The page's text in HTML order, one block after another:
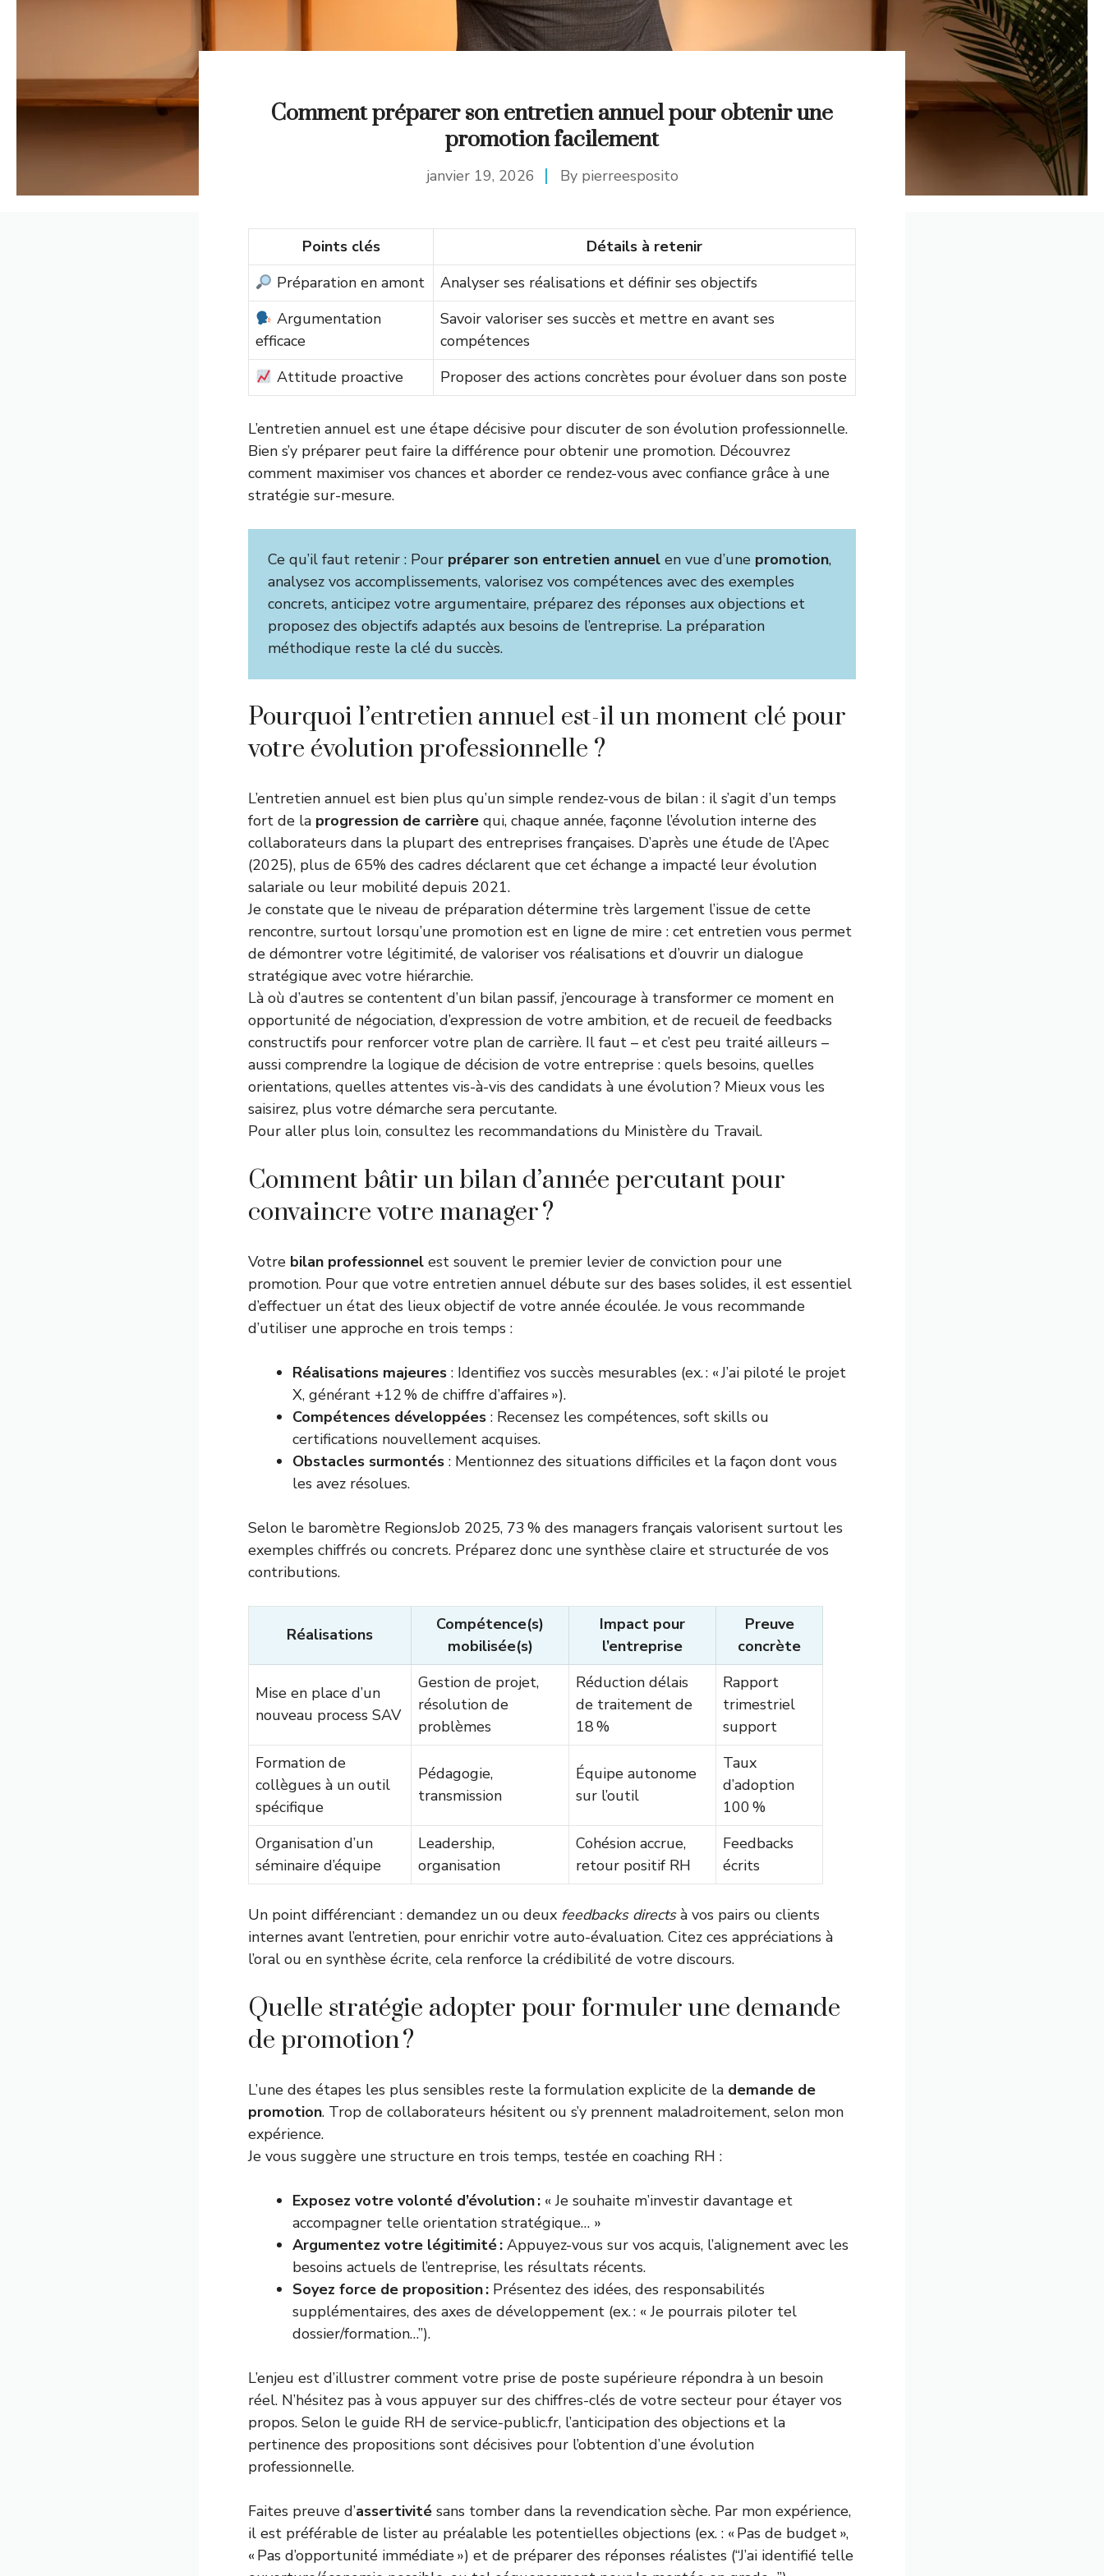
Comment préparer son entretien annuel pour obtenir une
promotion facilement
janvier 19, 2026 By pierreesposito
Points clés
Détails à retenir
Préparation en amont
Analyser ses réalisations et définir ses objectifs
Argumentation
efficace
Savoir valoriser ses succès et mettre en avant ses
compétences
Attitude proactive
Proposer des actions concrètes pour évoluer dans son poste
L’entretien annuel est une étape décisive pour discuter de son évolution professionnelle.
Bien s’y préparer peut faire la différence pour obtenir une promotion. Découvrez
comment maximiser vos chances et aborder ce rendez-vous avec confiance grâce à une
stratégie sur-mesure.
Ce qu’il faut retenir : Pour préparer son entretien annuel en vue d’une promotion,
analysez vos accomplissements, valorisez vos compétences avec des exemples
concrets, anticipez votre argumentaire, préparez des réponses aux objections et
proposez des objectifs adaptés aux besoins de l’entreprise. La préparation
méthodique reste la clé du succès.
Pourquoi l’entretien annuel est-il un moment clé pour
votre évolution professionnelle ?
L’entretien annuel est bien plus qu’un simple rendez-vous de bilan : il s’agit d’un temps
fort de la progression de carrière qui, chaque année, façonne l’évolution interne des
collaborateurs dans la plupart des entreprises françaises. D’après une étude de l’Apec
(2025), plus de 65% des cadres déclarent que cet échange a impacté leur évolution
salariale ou leur mobilité depuis 2021.
Je constate que le niveau de préparation détermine très largement l’issue de cette
rencontre, surtout lorsqu’une promotion est en ligne de mire : cet entretien vous permet
de démontrer votre légitimité, de valoriser vos réalisations et d’ouvrir un dialogue
stratégique avec votre hiérarchie.
Là où d’autres se contentent d’un bilan passif, j’encourage à transformer ce moment en
opportunité de négociation, d’expression de votre ambition, et de recueil de feedbacks
constructifs pour renforcer votre plan de carrière. Il faut – et c’est peu traité ailleurs –
aussi comprendre la logique de décision de votre entreprise : quels besoins, quelles
orientations, quelles attentes vis-à-vis des candidats à une évolution ? Mieux vous les
saisirez, plus votre démarche sera percutante.
Pour aller plus loin, consultez les recommandations du Ministère du Travail.
Comment bâtir un bilan d’année percutant pour
convaincre votre manager ?
Votre bilan professionnel est souvent le premier levier de conviction pour une
promotion. Pour que votre entretien annuel débute sur des bases solides, il est essentiel
d’effectuer un état des lieux objectif de votre année écoulée. Je vous recommande
d’utiliser une approche en trois temps :
Réalisations majeures : Identifiez vos succès mesurables (ex. : « J’ai piloté le projet
X, générant +12 % de chiffre d’affaires »).
Compétences développées : Recensez les compétences, soft skills ou
certifications nouvellement acquises.
Obstacles surmontés : Mentionnez des situations difficiles et la façon dont vous
les avez résolues.
Selon le baromètre RegionsJob 2025, 73 % des managers français valorisent surtout les
exemples chiffrés ou concrets. Préparez donc une synthèse claire et structurée de vos
contributions.
Réalisations
Compétence(s)
mobilisée(s)
Impact pour
l’entreprise
Preuve
concrète
Mise en place d’un
nouveau process SAV
Gestion de projet,
résolution de
problèmes
Réduction délais
de traitement de
18 %
Rapport
trimestriel
support
Formation de
collègues à un outil
spécifique
Pédagogie,
transmission
Équipe autonome
sur l’outil
Taux
d’adoption
100 %
Organisation d’un
séminaire d’équipe
Leadership,
organisation
Cohésion accrue,
retour positif RH
Feedbacks
écrits
Un point différenciant : demandez un ou deux feedbacks directsà vos pairs ou clients
internes avant l’entretien, pour enrichir votre auto-évaluation. Citez ces appréciations à
l’oral ou en synthèse écrite, cela renforce la crédibilité de votre discours.
Quelle stratégie adopter pour formuler une demande
de promotion ?
L’une des étapes les plus sensibles reste la formulation explicite de la demande de
promotion. Trop de collaborateurs hésitent ou s’y prennent maladroitement, selon mon
expérience.
Je vous suggère une structure en trois temps, testée en coaching RH :
Exposez votre volonté d’évolution : « Je souhaite m’investir davantage et
accompagner telle orientation stratégique… »
Argumentez votre légitimité : Appuyez-vous sur vos acquis, l’alignement avec les
besoins actuels de l’entreprise, les résultats récents.
Soyez force de proposition : Présentez des idées, des responsabilités
supplémentaires, des axes de développement (ex. : « Je pourrais piloter tel
dossier/formation…”).
L’enjeu est d’illustrer comment votre prise de poste supérieure répondra à un besoin
réel. N’hésitez pas à vous appuyer sur des chiffres-clés de votre secteur pour étayer vos
propos. Selon le guide RH de service-public.fr, l’anticipation des objections et la
pertinence des propositions sont décisives pour l’obtention d’une évolution
professionnelle.
Faites preuve d’assertivité sans tomber dans la revendication sèche. Par mon expérience,
il est préférable de lister au préalable les potentielles objections (ex. : « Pas de budget »,
« Pas d’opportunité immédiate ») et de préparer des réponses réalistes (“J’ai identifié telle